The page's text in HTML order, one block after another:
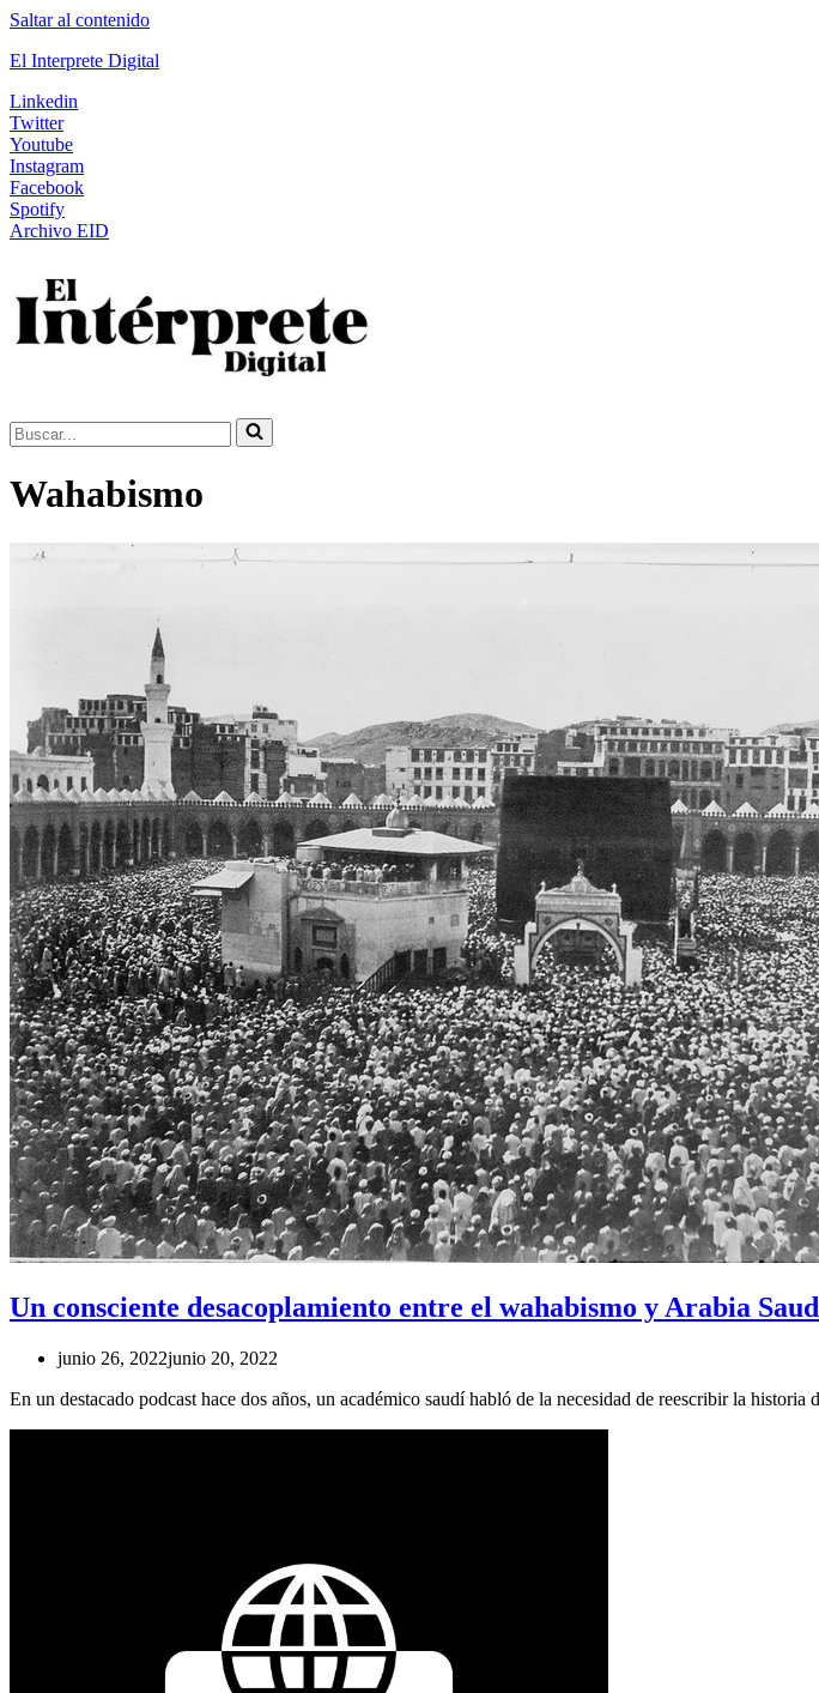
Saltar al contenido
El Interprete Digital
Linkedin
Twitter
Youtube
Instagram
Facebook
Spotify
Archivo EID
Buscar...
Wahabismo
Un consciente desacoplamiento entre el wahabismo y Arabia
junio 26, 2022junio 20, 2022
En un destacado podcast hace dos años, un académico saudí habló de la necesidad de reescribir la